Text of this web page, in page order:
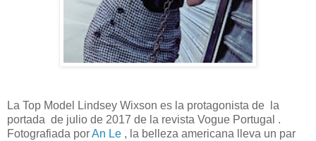
La Top Model Lindsey Wixson es la protagonista de la
portada de julio de 2017 de la revista Vogue Portugal .
Fotografiada porAn Le , la belleza americana lleva un par